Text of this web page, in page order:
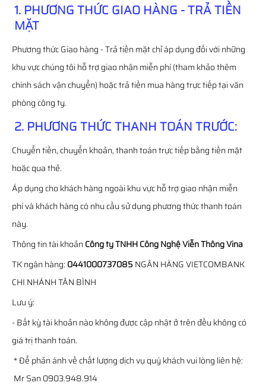
1. PHƯƠNG THỨC GIAO HÀNG - TRẢ TIỀN
MẶT
Phương thức Giao hàng - Trả tiền mặt chỉ áp dụng đối với những
khu vực chúng tôi hỗ trợ giao nhận miễn phí (tham khảo thêm
chính sách vận chuyển) hoặc trả tiền mua hàng trực tiếp tại văn
phòng công ty.
2. PHƯƠNG THỨC THANH TOÁN TRƯỚC:
Chuyển tiền, chuyển khoản, thanh toán trực tiếp bằng tiền mặt
hoặc qua thẻ.
Áp dụng cho khách hàng ngoài khu vực hỗ trợ giao nhận miễn
phí và khách hàng có nhu cầu sử dụng phương thức thanh toán
này.
Thông tin tài khoảnCông ty TNHH Công Nghệ Viễn Thông Vina
TK ngân hàng: 0441000737085NGÂN HÀNG VIETCOMBANK
CHI NHÁNH TÂN BÌNH
Lưu ý:
- Bất kỳ tài khoản nào không được cập nhật ở trên đều không có
giá trị thanh toán.
* Để phản ánh về chất lượng dịch vụ quý khách vui lòng liên hệ:
Mr San 0903.948.914